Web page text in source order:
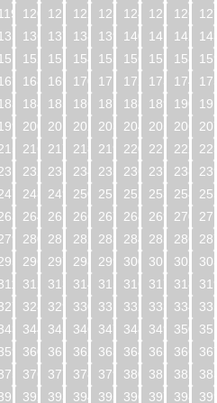
120 121 122 123 124 125 126
136 137 138 139 140 141 142
152 153 154 155 156 157 158
168 169 170 171 172 173 174
184 185 186 187 188 189 190
200 201 202 203 204 205 206
216 217 218 219 220 221 222
232 233 234 235 236 237 238
248 249 250 251 252 253 254
264 265 266 267 268 269 270
280 281 282 283 284 285 286
296 297 298 299 300 301 302
312 313 314 315 316 317 318
328 329 330 331 332 333 334
344 345 346 347 348 349 350
360 361 362 363 364 365 366
376 377 378 379 380 381 382
392 393 394 395 396 397 398